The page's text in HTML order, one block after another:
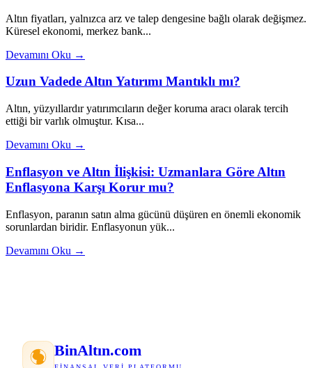
Altın fiyatları, yalnızca arz ve talep dengesine bağlı olarak değişmez.
Küresel ekonomi, merkez bank...
Devamını Oku →
Uzun Vadede Altın Yatırımı Mantıklı mı?
Altın, yüzyıllardır yatırımcıların değer koruma aracı olarak tercih
ettiği bir varlık olmuştur. Kısa...
Devamını Oku →
Enflasyon ve Altın İlişkisi: Uzmanlara Göre Altın
Enflasyona Karşı Korur mu?
Enflasyon, paranın satın alma gücünü düşüren en önemli ekonomik
sorunlardan biridir. Enflasyonun yük...
Devamını Oku →
BinAltın.com